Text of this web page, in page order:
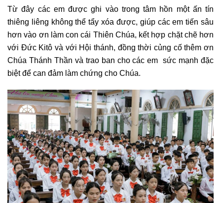
Từ đây các em được ghi vào trong tâm hồn một ấn tín
thiêng liêng không thể tẩy xóa được, giúp các em tiến sâu
hơn vào ơn làm con cái Thiên Chúa, kết hợp chặt chẽ hơn
với Ðức Kitô và với Hội thánh, đồng thời củng cố thêm ơn
Chúa Thánh Thần và trao ban cho các em sức mạnh đặc
biệt để can đảm làm chứng cho Chúa.